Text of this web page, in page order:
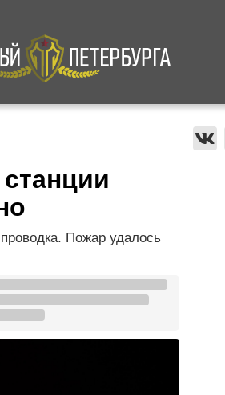
Происшествия
Пожар удалось